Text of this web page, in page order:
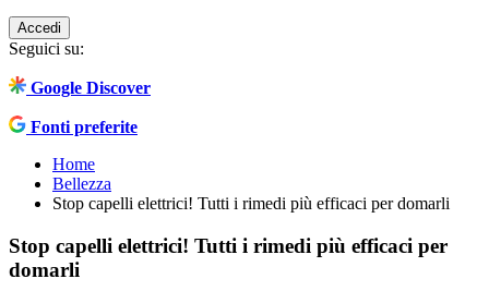
Accedi
Seguici su:
Google Discover
Fonti preferite
Home
Bellezza
Stop capelli elettrici! Tutti i rimedi più efficaci per domarli
Stop capelli elettrici! Tutti i rimedi più efficaci per
domarli